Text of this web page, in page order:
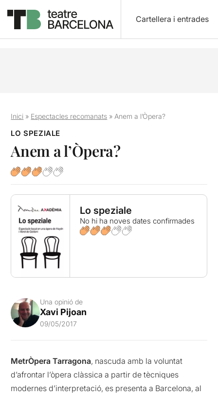
Cartellera i entrades
Inici » Espectacles recomanats » Anem a l’Òpera?
LO SPEZIALE
Anem a l’Òpera?
Lo speziale
No hi ha noves dates confirmades
Una opinió de
Xavi Pijoan
09/05/2017
MetrÒpera Tarragona, nascuda amb la voluntat
d’afrontar l’òpera clàssica a partir de tècniques
modernes d’interpretació, es presenta a Barcelona, al